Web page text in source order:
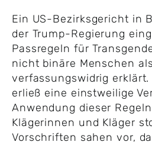
Ein US-Bezirksgericht in
der Trump-Regierung
Passregeln für
nicht binäre Menschen als
verfassungswidrig
erließ eine einstweilige
Anwendung dieser
Klägerinnen und Kläger
Vorschriften sahen vor,